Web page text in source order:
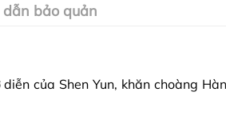
bảo quản
của Shen Yun, khăn choàng